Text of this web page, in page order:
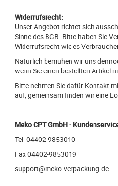
Widerrufsrecht:
Unser Angebot richtet sich
Sinne des BGB. Bitte haben Sie
Widerrufsrecht wie es
Natürlich bemühen wir uns
wenn Sie einen bestellten Artikel
Bitte nehmen Sie dafür Kontakt
auf, gemeinsam finden wir eine
Meko CPT GmbH -
Tel. 04402-9853010
Fax 04402-9853019
support@meko-verpackung.de